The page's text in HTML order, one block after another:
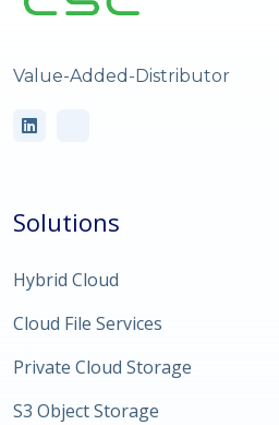
Value-Added-Distributor
Solutions
Hybrid Cloud
Cloud File Services
Private Cloud Storage
S3 Object Storage